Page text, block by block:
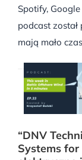
Spotify,
podcast
mają mało
“DNV
Systems